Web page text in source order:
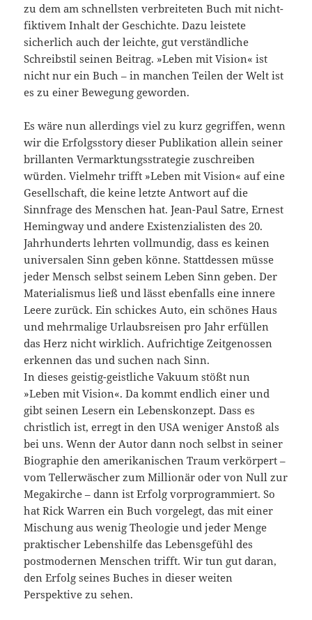
zu dem am schnellsten verbreiteten Buch mit nicht-
fiktivem Inhalt der Geschichte. Dazu leistete
sicherlich auch der leichte, gut verständliche
Schreibstil seinen Beitrag. »Leben mit Vision« ist
nicht nur ein Buch – in manchen Teilen der Welt ist
es zu einer Bewegung geworden.
Es wäre nun allerdings viel zu kurz gegriffen, wenn
wir die Erfolgsstory dieser Publikation allein seiner
brillanten Vermarktungsstrategie zuschreiben
würden. Vielmehr trifft »Leben mit Vision« auf eine
Gesellschaft, die keine letzte Antwort auf die
Sinnfrage des Menschen hat. Jean-Paul Satre, Ernest
Hemingway und andere Existenzialisten des 20.
Jahrhunderts lehrten vollmundig, dass es keinen
universalen Sinn geben könne. Stattdessen müsse
jeder Mensch selbst seinem Leben Sinn geben. Der
Materialismus ließ und lässt ebenfalls eine innere
Leere zurück. Ein schickes Auto, ein schönes Haus
und mehrmalige Urlaubsreisen pro Jahr erfüllen
das Herz nicht wirklich. Aufrichtige Zeitgenossen
erkennen das und suchen nach Sinn.
In dieses geistig-geistliche Vakuum stößt nun
»Leben mit Vision«. Da kommt endlich einer und
gibt seinen Lesern ein Lebenskonzept. Dass es
christlich ist, erregt in den USA weniger Anstoß als
bei uns. Wenn der Autor dann noch selbst in seiner
Biographie den amerikanischen Traum verkörpert –
vom Tellerwäscher zum Millionär oder von Null zur
Megakirche – dann ist Erfolg vorprogrammiert. So
hat Rick Warren ein Buch vorgelegt, das mit einer
Mischung aus wenig Theologie und jeder Menge
praktischer Lebenshilfe das Lebensgefühl des
postmodernen Menschen trifft. Wir tun gut daran,
den Erfolg seines Buches in dieser weiten
Perspektive zu sehen.